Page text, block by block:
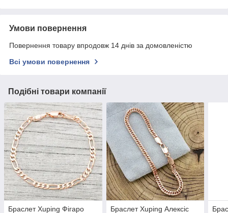
Умови повернення
Повернення товару впродовж 14 днів за домовленістю
Всі умови повернення
Подібні товари компанії
Браслет Xuping Фігаро
Браслет Xuping Алексіс